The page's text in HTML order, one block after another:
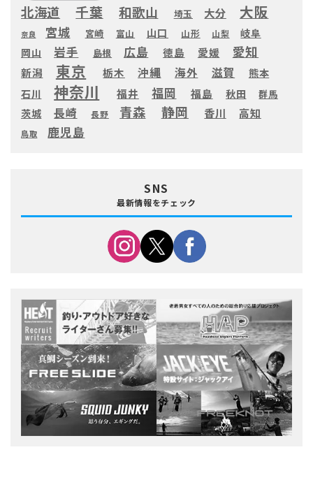
北海道 千葉 和歌山 埼玉 大分 大阪
奈良 宮城 宮崎 富山 山口 山形 山梨
岐阜
岡山
岩手 島根 広島 徳島 愛媛 愛知
新潟 東京 栃木 沖縄 海外 滋賀
熊本
石川
神奈川 福井 福岡 福島 秋田 群馬
茨城 長崎 長野 青森 静岡 香川 高知
鳥取 鹿児島
SNS
最新情報をチェック